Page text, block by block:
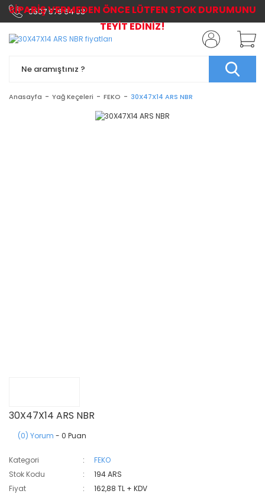
0507 576 64 03
Anasayfa Yağ Keçeleri FEKO 30X47X14 ARS NBR
30X47X14 ARS NBR
(0) Yorum - 0 Puan
Kategori
FEKO
Stok Kodu
194 ARS
Fiyat
162,88 TL + KDV
SİPARİŞ VERMEDEN ÖNCE LÜTFEN STOK DURUMUNU
TEYİT EDİNİZ!